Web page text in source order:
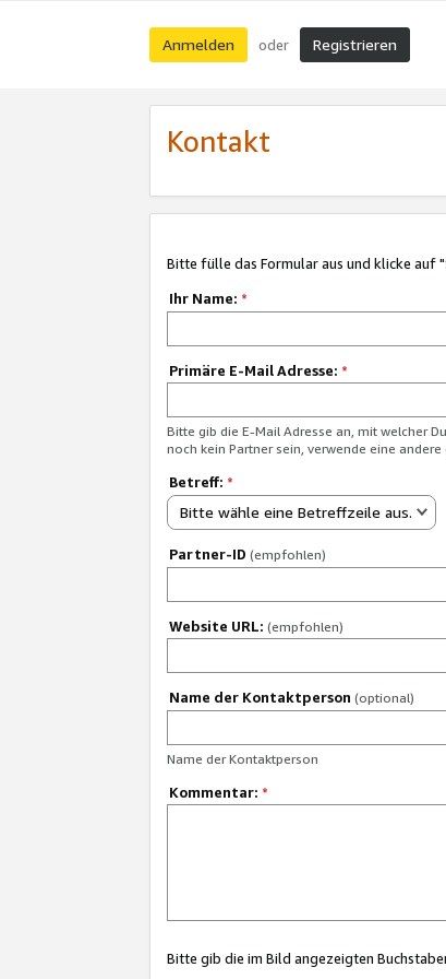
Anmelden oder Registrieren
Kontakt
Bitte fülle das Formular aus und klicke auf
Ihr Name: *
Primäre E-Mail Adresse: *
Bitte gib die E-Mail Adresse an, mit welcher
noch kein Partner sein, verwende eine
Betreff: *
Bitte wähle eine Betreffzeile aus.
Partner-ID (empfohlen)
Website URL: (empfohlen)
Name der Kontaktperson (optional)
Name der Kontaktperson
Kommentar: *
Bitte gib die im Bild angezeigten